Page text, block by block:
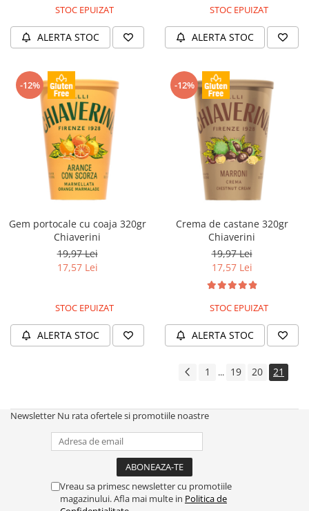
STOC EPUIZAT
ALERTA STOC
STOC EPUIZAT
ALERTA STOC
-12%
Gem portocale cu coaja 320gr
Chiaverini
19,97 Lei
17,57 Lei
STOC EPUIZAT
ALERTA STOC
-12%
Crema de castane 320gr
Chiaverini
19,97 Lei
17,57 Lei
STOC EPUIZAT
ALERTA STOC
1 ... 19 20 21
Newsletter Nu rata ofertele si promotiile noastre
Vreau sa primesc newsletter cu promotiile
magazinului. Afla mai multe in Politica de